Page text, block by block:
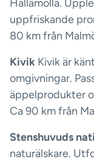
Hallamölla.
uppfriskande
80 km från
Kivik Kivik är
omgivningar.
äppelprodukter
Ca 90 km från
Stenshuvuds
naturälskare.